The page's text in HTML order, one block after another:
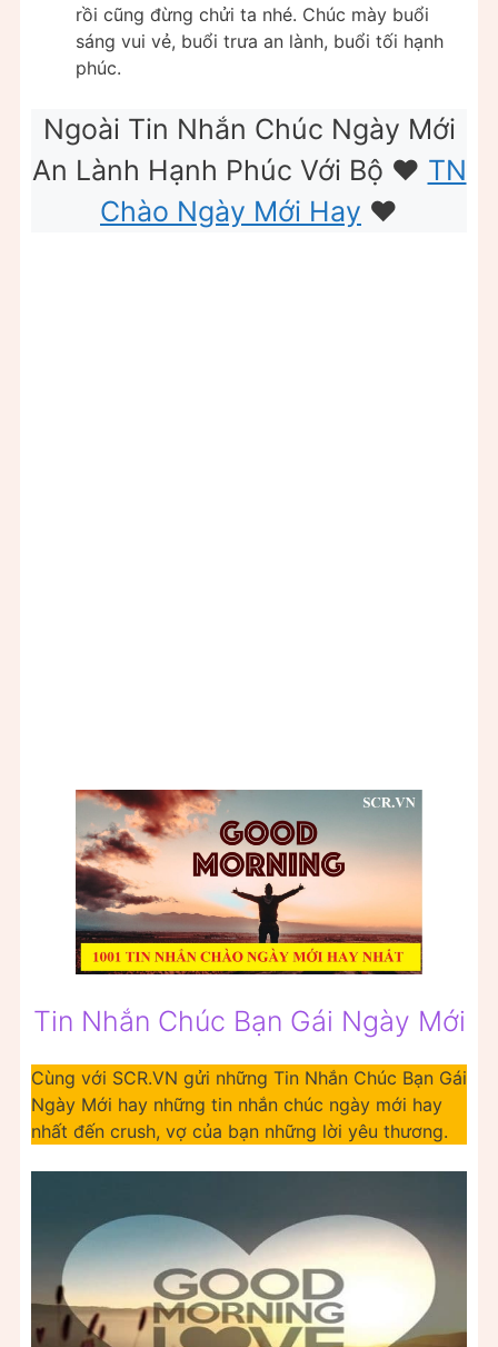
rồi cũng đừng chửi ta nhé. Chúc mày buổi
sáng vui vẻ, buổi trưa an lành, buổi tối hạnh
phúc.
Ngoài Tin Nhắn Chúc Ngày Mới
An Lành Hạnh Phúc Với Bộ ❤️ TN
Chào Ngày Mới Hay ❤️
Tin Nhắn Chúc Bạn Gái Ngày Mới
Cùng với SCR.VN gửi những Tin Nhắn Chúc Bạn Gái
Ngày Mới hay những tin nhắn chúc ngày mới hay
nhất đến crush, vợ của bạn những lời yêu thương.